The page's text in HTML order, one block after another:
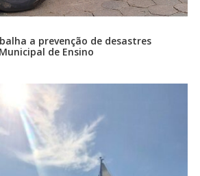
a prevenção de desastres
de Ensino